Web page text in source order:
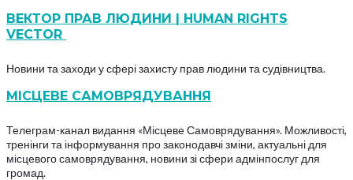
ВЕКТОР ПРАВ ЛЮДИНИ | HUMAN RIGHTS
VECTOR
Новини та заходи у сфері захисту прав людини та судівництва.
МІСЦЕВЕ САМОВРЯДУВАННЯ
Телеграм-канал видання «Місцеве Самоврядування». Можливості,
тренінги та інформування про законодавчі зміни, актуальні для
місцевого самоврядування, новини зі сфери адмінпослуг для
громад.